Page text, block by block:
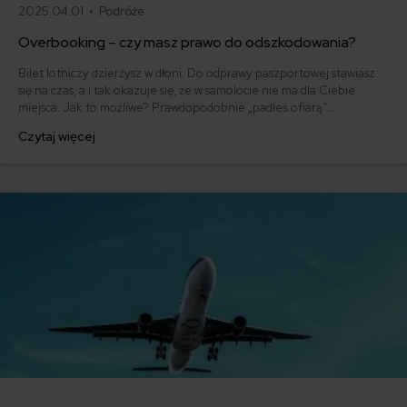
2025.04.01 • Podróże
Overbooking – czy masz prawo do odszkodowania?
Bilet lotniczy dzierżysz w dłoni. Do odprawy paszportowej stawiasz
się na czas, a i tak okazuje się, że w samolocie nie ma dla Ciebie
miejsca. Jak to możliwe? Prawdopodobnie „padłeś ofiarą”
lotnicze. Są też i tacy, którzy na overbooking tylko czekają.
Czytaj więcej